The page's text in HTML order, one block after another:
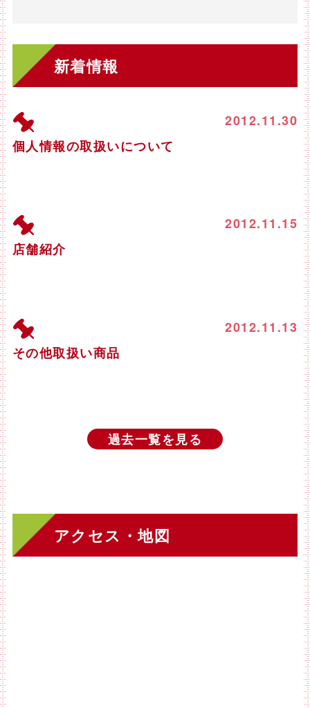
新着情報
2012.11.30
個人情報の取扱いについて
2012.11.15
店舗紹介
2012.11.13
その他取扱い商品
過去一覧を見る
アクセス・地図